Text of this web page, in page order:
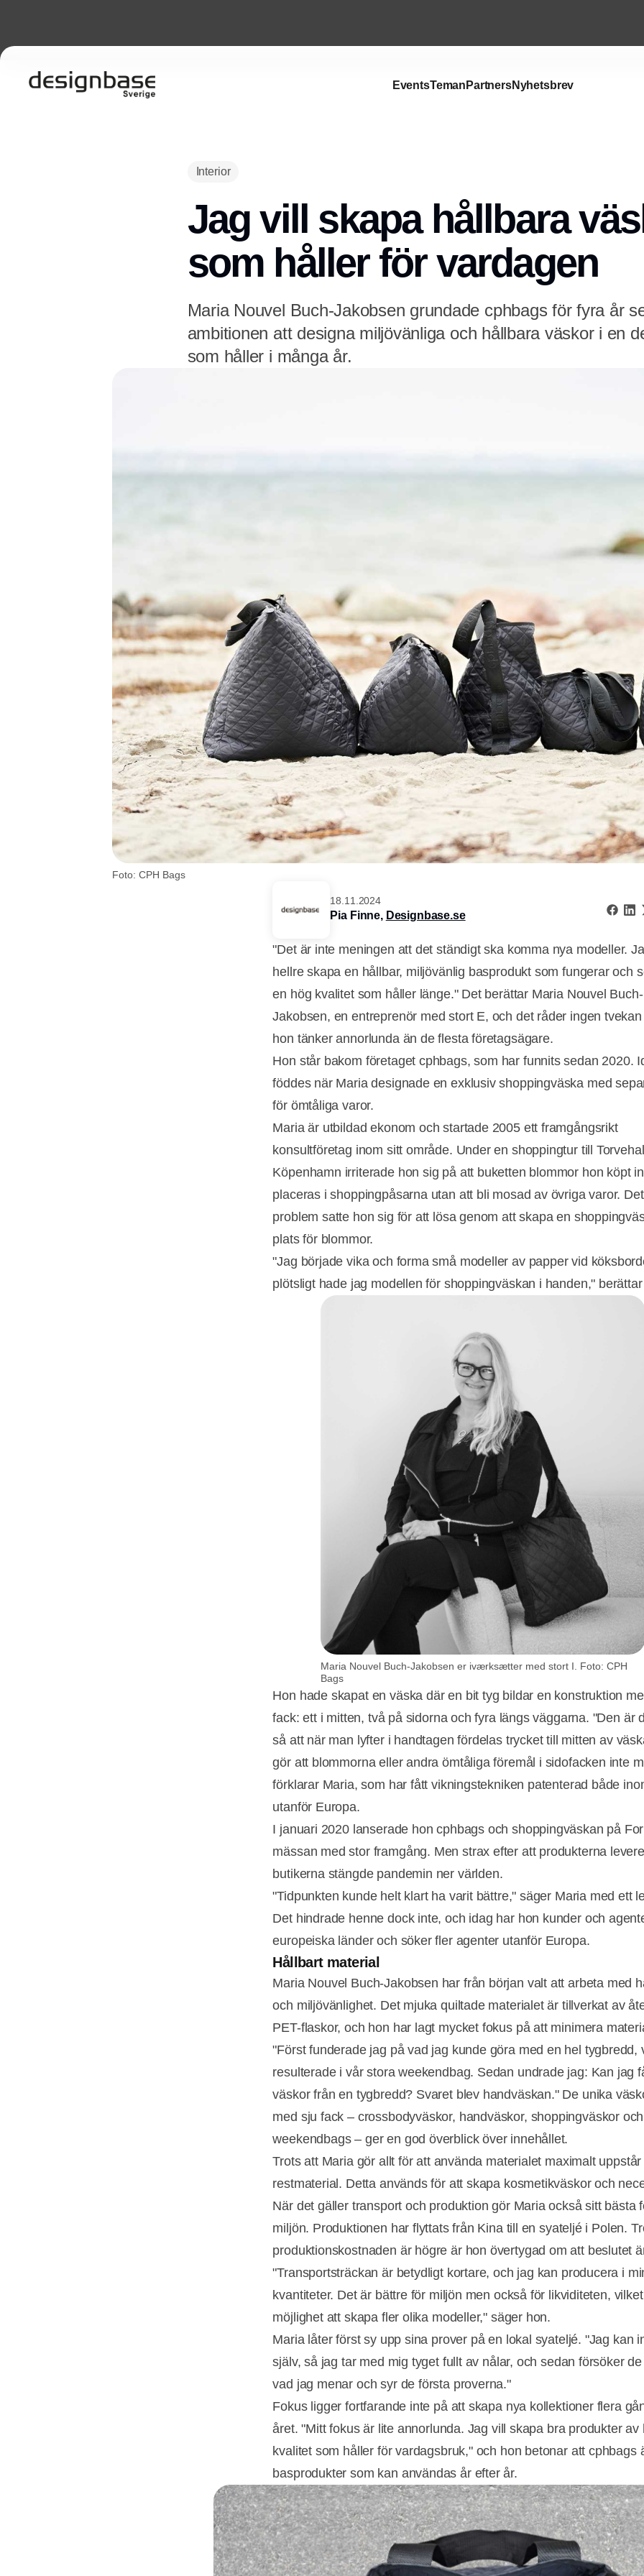
EventsTeman PartnersNyhetsbrev
Interior
Jag vill skapa hållbara
som håller för vardagen
Maria Nouvel Buch-Jakobsen grundade cphbags för fyra år
ambitionen att designa miljövänliga och hållbara väskor i en
som håller i många år.
Foto: CPH Bags
18.11.2024
Pia Finne, Designbase.se
"Det är inte meningen att det ständigt ska komma nya modeller.
hellre skapa en hållbar, miljövänlig basprodukt som fungerar och
en hög kvalitet som håller länge." Det berättar Maria Nouvel Buch-
Jakobsen, en entreprenör med stort E, och det råder ingen
hon tänker annorlunda än de flesta företagsägare.
Hon står bakom företaget cphbags, som har funnits sedan 2020.
föddes när Maria designade en exklusiv shoppingväska med
för ömtåliga varor.
Maria är utbildad ekonom och startade 2005 ett framgångsrikt
konsultföretag inom sitt område. Under en shoppingtur till
Köpenhamn irriterade hon sig på att buketten blommor hon köpt
placeras i shoppingpåsarna utan att bli mosad av övriga varor.
problem satte hon sig för att lösa genom att skapa en
plats för blommor.
"Jag började vika och forma små modeller av papper vid
plötsligt hade jag modellen för shoppingväskan i handen,"
Maria Nouvel Buch-Jakobsen er iværksætter med stort I. Foto: CPH
Bags
Hon hade skapat en väska där en bit tyg bildar en konstruktion
fack: ett i mitten, två på sidorna och fyra längs väggarna. "Den är
så att när man lyfter i handtagen fördelas trycket till mitten av
gör att blommorna eller andra ömtåliga föremål i sidofacken inte
förklarar Maria, som har fått vikningstekniken patenterad både
utanför Europa.
I januari 2020 lanserade hon cphbags och shoppingväskan på
mässan med stor framgång. Men strax efter att produkterna
butikerna stängde pandemin ner världen.
"Tidpunkten kunde helt klart ha varit bättre," säger Maria med ett
Det hindrade henne dock inte, och idag har hon kunder och
europeiska länder och söker fler agenter utanför Europa.
Hållbart material
Maria Nouvel Buch-Jakobsen har från början valt att arbeta med
och miljövänlighet. Det mjuka quiltade materialet är tillverkat av
PET-flaskor, och hon har lagt mycket fokus på att minimera
"Först funderade jag på vad jag kunde göra med en hel tygbredd,
resulterade i vår stora weekendbag. Sedan undrade jag: Kan jag
väskor från en tygbredd? Svaret blev handväskan." De unika
med sju fack – crossbodyväskor, handväskor, shoppingväskor och
weekendbags – ger en god överblick över innehållet.
Trots att Maria gör allt för att använda materialet maximalt uppstår
restmaterial. Detta används för att skapa kosmetikväskor och
När det gäller transport och produktion gör Maria också sitt bästa
miljön. Produktionen har flyttats från Kina till en syateljé i Polen.
produktionskostnaden är högre är hon övertygad om att beslutet
"Transportsträckan är betydligt kortare, och jag kan producera i
kvantiteter. Det är bättre för miljön men också för likviditeten,
möjlighet att skapa fler olika modeller," säger hon.
Maria låter först sy upp sina prover på en lokal syateljé. "Jag kan
själv, så jag tar med mig tyget fullt av nålar, och sedan försöker
vad jag menar och syr de första proverna."
Fokus ligger fortfarande inte på att skapa nya kollektioner flera
året. "Mitt fokus är lite annorlunda. Jag vill skapa bra produkter av
kvalitet som håller för vardagsbruk," och hon betonar att cphbags
basprodukter som kan användas år efter år.